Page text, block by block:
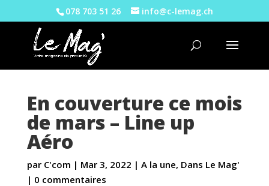
078 703 51 26 info@c-lemag.ch
En couverture ce mois
de mars – Line up
Aéro
par C'com | Mar 3, 2022 | A la une, Dans Le Mag'
| 0 commentaires